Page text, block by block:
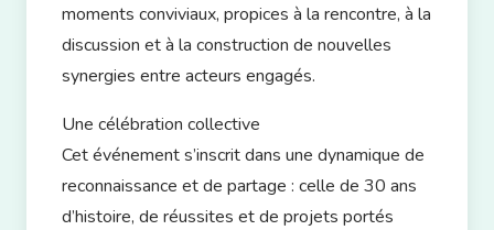
moments conviviaux, propices à la rencontre, à la
discussion et à la construction de nouvelles
synergies entre acteurs engagés.
Une célébration collective
Cet événement s’inscrit dans une dynamique de
reconnaissance et de partage : celle de 30 ans
d’histoire, de réussites et de projets portés